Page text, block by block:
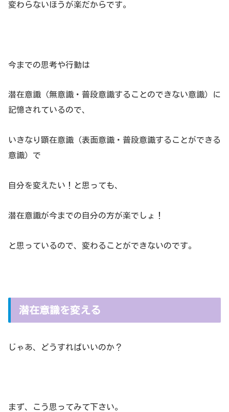
変わらないほうが楽だからです。
今までの思考や行動は
潜在意識（無意識・普段意識することのできない意識）に
記憶されているので、
いきなり顕在意識（表面意識・普段意識することができる
意識）で
自分を変えたい！と思っても、
潜在意識が今までの自分の方が楽でしょ！
と思っているので、変わることができないのです。
潜在意識を変える
じゃあ、どうすればいいのか？
まず、こう思ってみて下さい。